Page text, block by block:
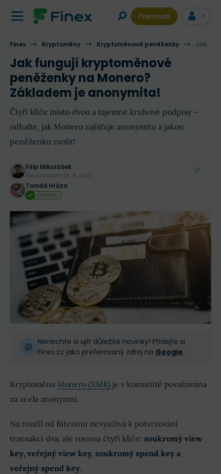
Premium
Finex Kryptoměny Kryptoměnové peněženky Jak fungují kryptoměnové peněženky na Monero? Základem je anonymita!
Jak fungují kryptoměnové
peněženky na Monero?
Základem je anonymita!
Čtyři klíče místo dvou a tajemné kruhové podpisy –
odhalte, jak Monero zajišťuje anonymitu a jakou
peněženku zvolit!
Filip Mikulášek
Aktualizováno 25. 6. 2025
Tomáš Hrůza
Ověřeno
Nenechte si ujít důležité novinky! Přidejte si
Finex.cz jako preferovaný zdroj na Google.
Kryptoměna Monero (XMR) je v komunitě považována
za zcela anonymní.
Na rozdíl od Bitcoinu nevyužívá k potvrzování
transakcí dva, ale rovnou čtyři klíče: soukromý view
key, veřejný view key, soukromý spend key a
veřejný spend key.